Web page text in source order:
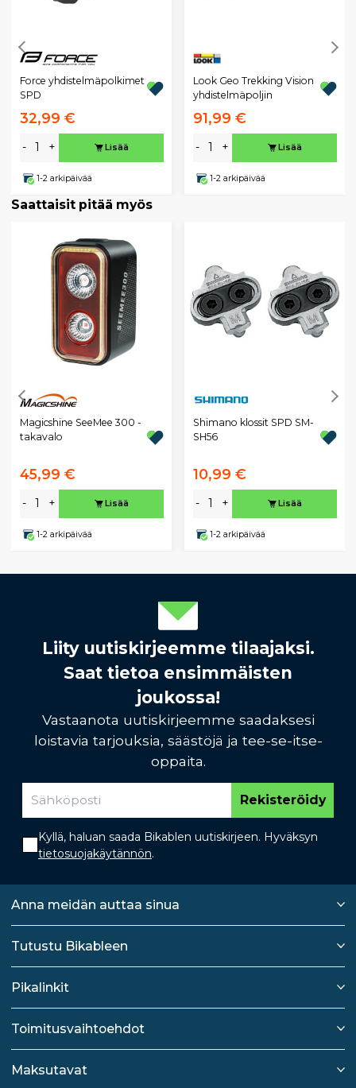
Force yhdistelmäpolkimet
SPD
32,99 €
- + Lisää
1-2 arkipäivää
Look Geo Trekking Vision
yhdistelmäpoljin
91,99 €
- + Lisää
1-2 arkipäivää
Saattaisit pitää myös
Magicshine SeeMee 300 -
takavalo
45,99 €
- + Lisää
1-2 arkipäivää
Shimano klossit SPD SM-
SH56
10,99 €
- + Lisää
1-2 arkipäivää
Liity uutiskirjeemme tilaajaksi.
Saat tietoa ensimmäisten
joukossa!
Vastaanota uutiskirjeemme saadaksesi
loistavia tarjouksia, säästöjä ja tee-se-itse-
oppaita.
Rekisteröidy
Kyllä, haluan saada Bikablen uutiskirjeen. Hyväksyn
tietosuojakäytännön.
Anna meidän auttaa sinua
Tutustu Bikableen
Pikalinkit
Toimitusvaihtoehdot
Maksutavat